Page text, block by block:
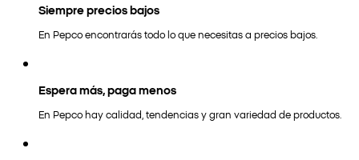
Siempre precios bajos
En Pepco encontrarás todo lo que necesitas a precios bajos.
Espera más, paga menos
En Pepco hay calidad, tendencias y gran variedad de productos.